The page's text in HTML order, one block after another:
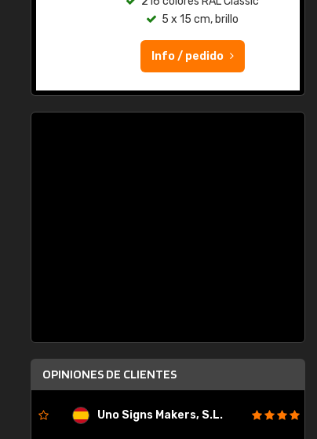
5 x 15 cm, brillo
Info / pedido
OPINIONES DE CLIENTES
Uno Signs Makers, S.L.